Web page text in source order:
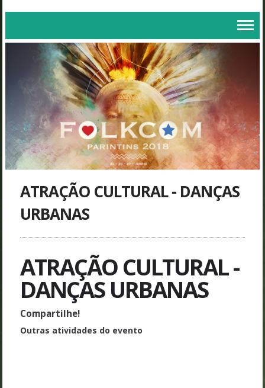
ATRAÇÃO CULTURAL - DANÇAS
URBANAS
ATRAÇÃO CULTURAL -
DANÇAS URBANAS
Compartilhe!
Outras atividades do evento